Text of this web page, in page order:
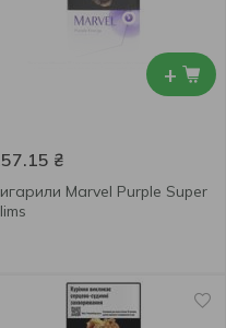
+
₴
Marvel Purple Super